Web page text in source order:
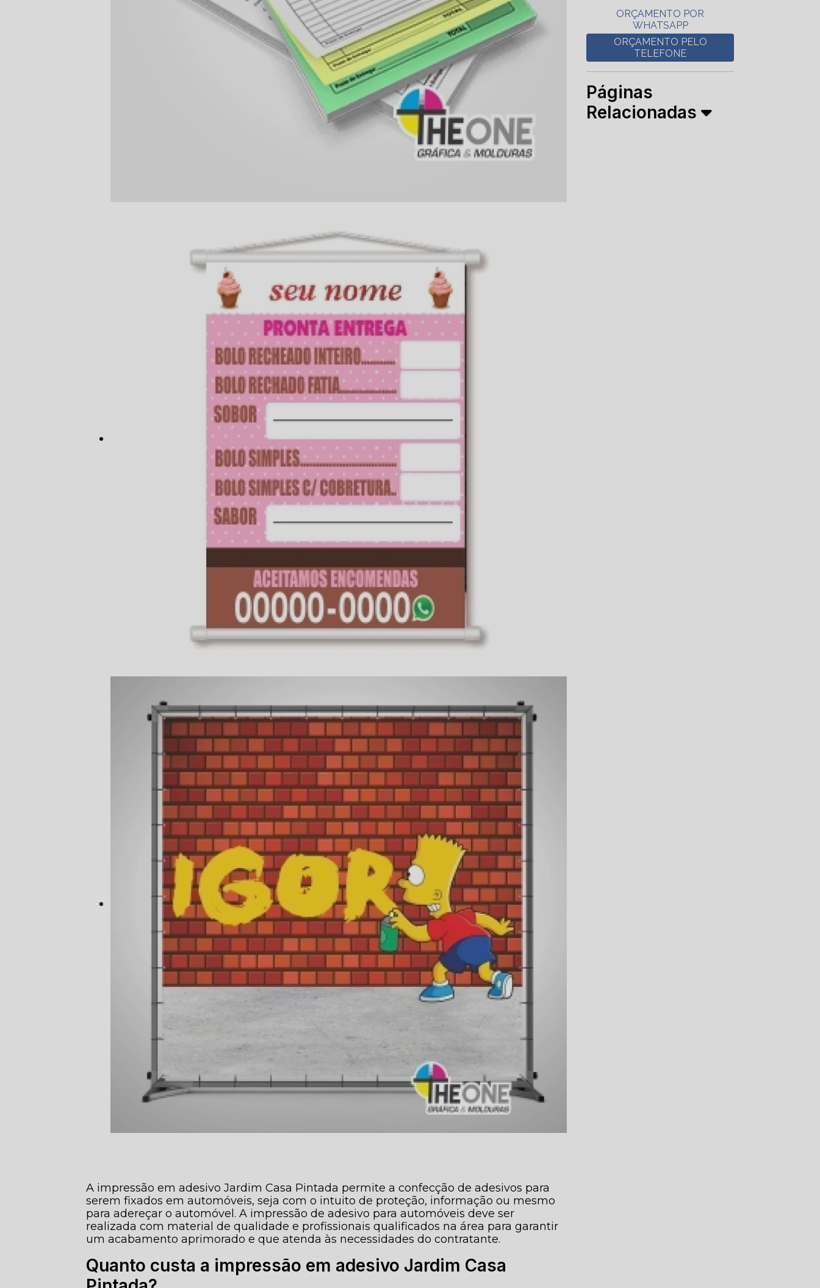
A impressão em adesivo Jardim Casa Pintada permite a confecção de adesivos para
serem fixados em automóveis, seja com o intuito de proteção, informação ou mesmo
para adereçar o automóvel. A impressão de adesivo para automóveis deve ser
realizada com material de qualidade e profissionais qualificados na área para garantir
um acabamento aprimorado e que atenda às necessidades do contratante.
Quanto custa a impressão em adesivo Jardim Casa
ORÇAMENTO POR
WHATSAPP
ORÇAMENTO PELO
TELEFONE
Páginas
Relacionadas